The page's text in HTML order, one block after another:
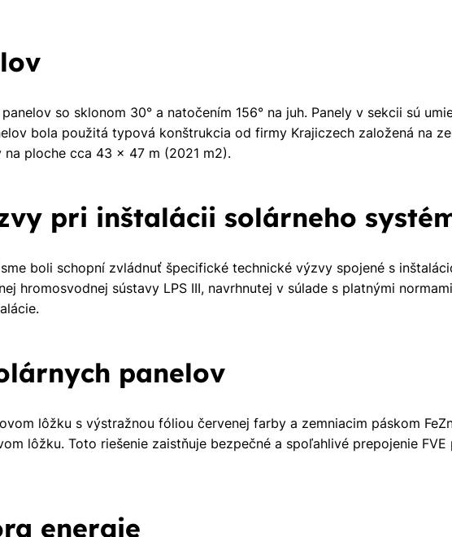
so sklonom 30° a natočením 156° na juh. Panely v sekcii sú
bola použitá typová konštrukcia od firmy Krajiczech založená na
ploche cca 43 x 47 m (2021 m2).
pri inštalácii solárneho
boli schopní zvládnuť špecifické technické výzvy spojené s
hromosvodnej sústavy LPS III, navrhnutej v súlade s platnými
panelov
lôžku s výstražnou fóliou červenej farby a zemniacim páskom
lôžku. Toto riešenie zaistňuje bezpečné a spoľahlivé prepojenie
energie